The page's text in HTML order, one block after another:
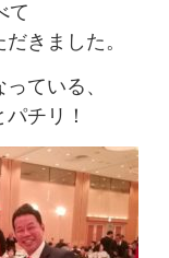
て
きました。
ている、
チリ！